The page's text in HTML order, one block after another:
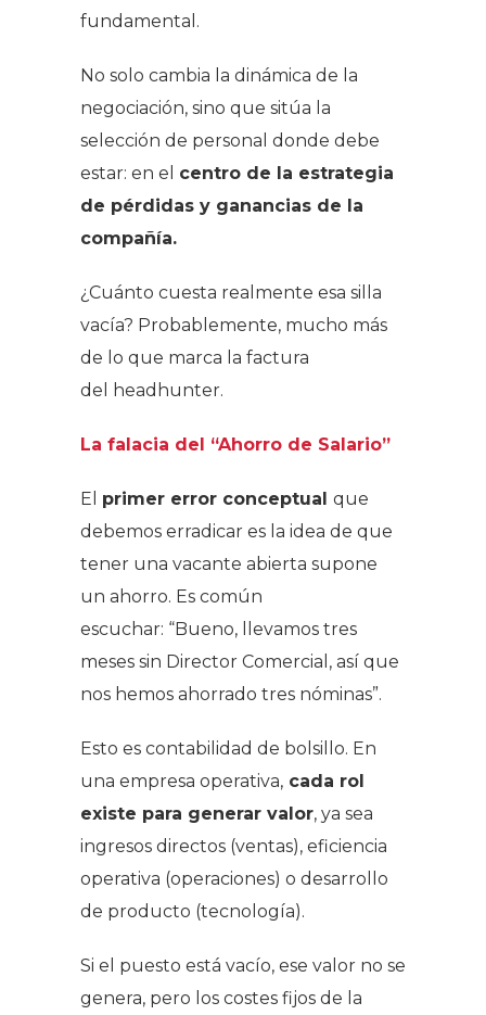
fundamental.
No solo cambia la dinámica de la
negociación, sino que sitúa la
selección de personal donde debe
estar: en el centro de la estrategia
de pérdidas y ganancias de la
compañía.
¿Cuánto cuesta realmente esa silla
vacía? Probablemente, mucho más
de lo que marca la factura
del headhunter.
La falacia del “Ahorro de Salario”
El primer error conceptual que
debemos erradicar es la idea de que
tener una vacante abierta supone
un ahorro. Es común
escuchar: “Bueno, llevamos tres
meses sin Director Comercial, así que
nos hemos ahorrado tres nóminas”.
Esto es contabilidad de bolsillo. En
una empresa operativa, cada rol
existe para generar valor, ya sea
ingresos directos (ventas), eficiencia
operativa (operaciones) o desarrollo
de producto (tecnología).
Si el puesto está vacío, ese valor no se
genera, pero los costes fijos de la